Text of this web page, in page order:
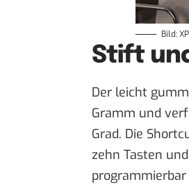
Bild:
Stift
Der leicht
Gramm und
Grad. Die
zehn Tasten
programmierbar